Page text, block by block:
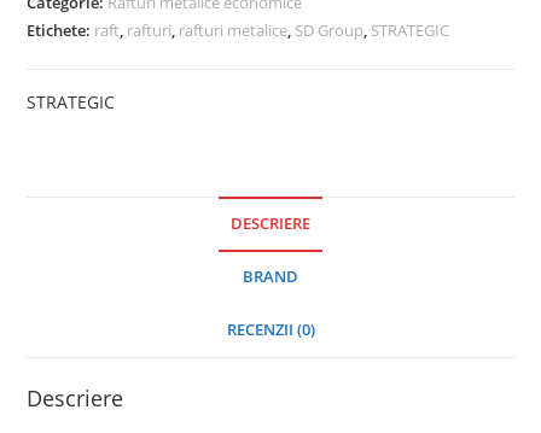
Etichete: raft, rafturi, rafturi metalice, SD Group, STRATEGIC
STRATEGIC
DESCRIERE
BRAND
RECENZII (0)
Descriere